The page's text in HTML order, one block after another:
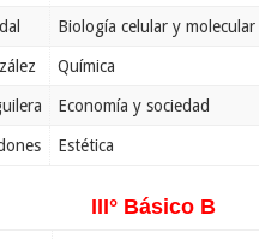
Biología celular y molecular
Química
Economía y sociedad
Estética
III° Básico B